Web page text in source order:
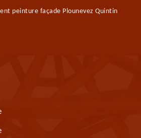
peinture façade Plounevez Quintin